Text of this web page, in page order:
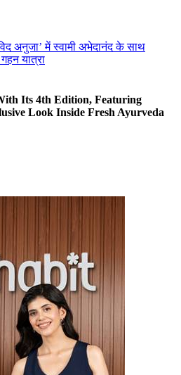
Its 4th Edition, Featuring
Look Inside Fresh Ayurveda